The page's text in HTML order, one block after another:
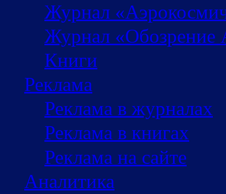
Журнал
Журнал «Обозрение
Книги
Реклама
Реклама в журналах
Реклама в книгах
Реклама на сайте
Аналитика